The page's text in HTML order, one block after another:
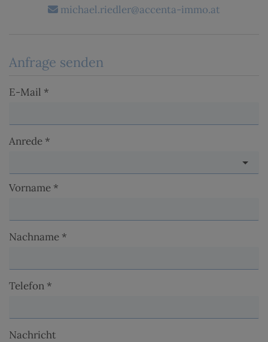
michael.riedler@accenta-immo.at
Anfrage senden
E-Mail
Anrede
Vorname
Nachname
Telefon
Nachricht